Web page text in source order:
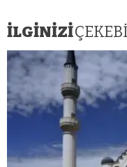
İLGİNİZİ